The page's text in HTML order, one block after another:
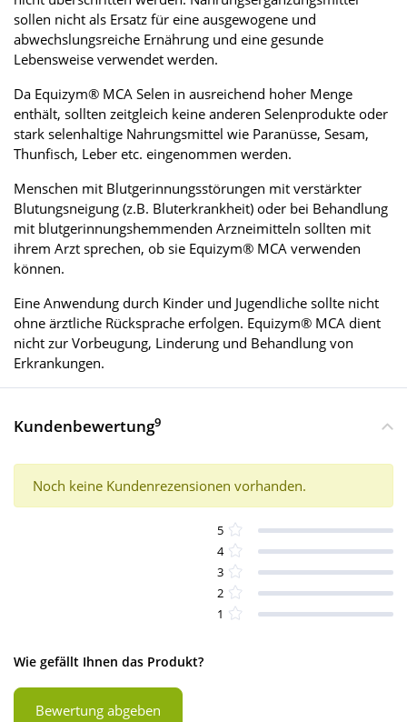
sollen nicht als Ersatz für eine ausgewogene und
abwechslungsreiche Ernährung und eine gesunde
Lebensweise verwendet werden.
Da Equizym® MCA Selen in ausreichend hoher Menge
enthält, sollten zeitgleich keine anderen Selenprodukte oder
stark selenhaltige Nahrungsmittel wie Paranüsse, Sesam,
Thunfisch, Leber etc. eingenommen werden.
Menschen mit Blutgerinnungsstörungen mit verstärkter
Blutungsneigung (z.B. Bluterkrankheit) oder bei Behandlung
mit blutgerinnungshemmenden Arzneimitteln sollten mit
ihrem Arzt sprechen, ob sie Equizym® MCA verwenden
können.
Eine Anwendung durch Kinder und Jugendliche sollte nicht
ohne ärztliche Rücksprache erfolgen. Equizym® MCA dient
nicht zur Vorbeugung, Linderung und Behandlung von
Erkrankungen.
Kundenbewertung9
Noch keine Kundenrezensionen vorhanden.
5
4
3
2
1
Wie gefällt Ihnen das Produkt?
Bewertung abgeben